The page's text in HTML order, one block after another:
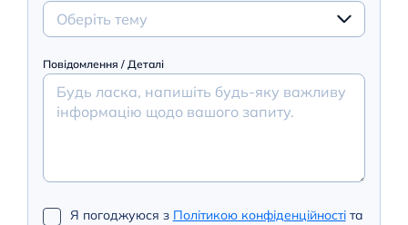
Оберіть тему
Повідомлення / Деталі
Я погоджуюся з Політикою конфіденційностіта